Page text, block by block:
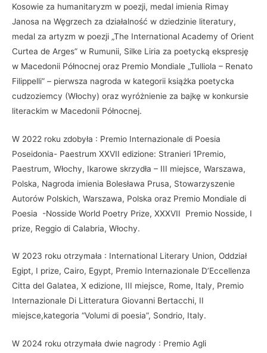
Kosowie za humanitaryzm w poezji, medal imienia Rimay
Janosa na Węgrzech za działalność w dziedzinie literatury,
medal za artyzm w poezji „The International Academy of Orient
Curtea de Arges” w Rumunii, Silke Liria za poetycką ekspresję
w Macedonii Północnej oraz Premio Mondiale „Tulliola – Renato
Filippelli” – pierwsza nagroda w kategorii książka poetycka
cudzoziemcy (Włochy) oraz wyróżnienie za bajkę w konkursie
literackim w Macedonii Północnej.
W 2022 roku zdobyła : Premio Internazionale di Poesia
Poseidonia- Paestrum XXVII edizione: Stranieri 1Premio,
Paestrum, Włochy, Ikarowe skrzydła – III miejsce, Warszawa,
Polska, Nagroda imienia Bolesława Prusa, Stowarzyszenie
Autorów Polskich, Warszawa, Polska oraz Premio Mondiale di
Poesia -Nosside World Poetry Prize, XXXVII Premio Nosside, I
prize, Reggio di Calabria, Włochy.
W 2023 roku otrzymała : International Literary Union, Oddział
Egipt, I prize, Cairo, Egypt, Premio Internazionale D’Eccellenza
Citta del Galatea, X edizione, III miejsce, Rome, Italy, Premio
Internazionale Di Litteratura Giovanni Bertacchi, II
miejsce,kategoria “Volumi di poesia”, Sondrio, Italy.
W 2024 roku otrzymała dwie nagrody : Premio Agli